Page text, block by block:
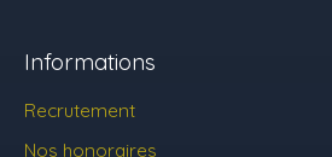
Informations
Recrutement
Nos honoraires